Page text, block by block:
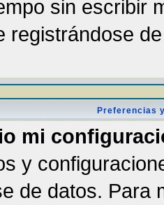
sin escribir
registrándose
Preferencias
mi
y
de datos. Para